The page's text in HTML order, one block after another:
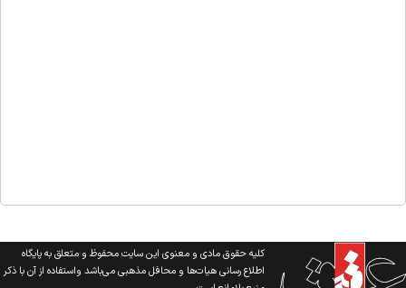
کلیه حقوق مادی و معنوی این سایت محفوظ و متعلق به پایگاه
اطلاع رسانی هیات‌ها و محافل مذهبی می‌باشد واستفاده از آن با ذکر